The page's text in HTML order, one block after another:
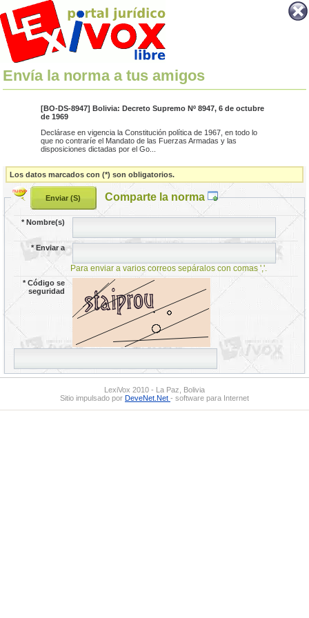
Envía la norma a tus amigos
[BO-DS-8947] Bolivia: Decreto Supremo Nº 8947, 6 de octubre
de 1969
Declárase en vigencia la Constitución política de 1967, en todo lo
que no contraríe el Mandato de las Fuerzas Armadas y las
disposiciones dictadas por el Go...
Los datos marcados con (*) son obligatorios.
Comparte la norma
*Nombre(s)
*Enviar a
Para enviar a varios correos sepáralos con comas ','.
*Código se
seguridad
LexiVox 2010 - La Paz, Bolivia
Sitio impulsado por DeveNet.Net - software para Internet